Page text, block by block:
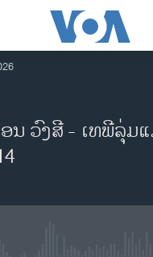
ນ ວົງສີ - ເທພີລຸ່ມ